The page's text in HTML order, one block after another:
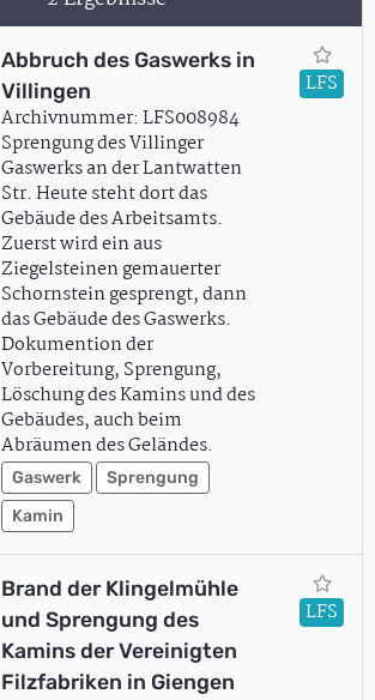
Abbruch des Gaswerks in
Villingen
Archivnummer: LFS008984
Sprengung des Villinger
Gaswerks an der Lantwatten
Str. Heute steht dort das
Gebäude des Arbeitsamts.
Zuerst wird ein aus
Ziegelsteinen gemauerter
Schornstein gesprengt, dann
das Gebäude des Gaswerks.
Dokumention der
Vorbereitung, Sprengung,
Löschung des Kamins und des
Gebäudes, auch beim
Abräumen des Geländes.
Gaswerk
Sprengung
Kamin
LFS
Brand der Klingelmühle
und Sprengung des
Kamins der Vereinigten
Filzfabriken in Giengen
LFS